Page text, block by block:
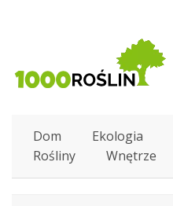
Dom Ekologia
Rośliny
Wnętrze